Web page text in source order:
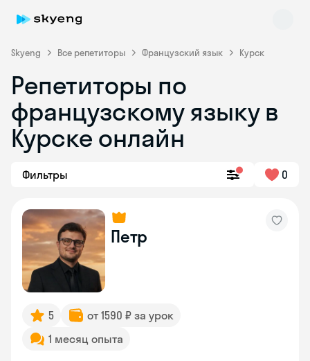
Skyeng Все репетиторы Французский язык Курск
Репетиторы по
французскому языку в
Курске онлайн
Фильтры 0
Петр
5
от 1590 ₽ за урок
1 месяц опыта
Skyeng Chat